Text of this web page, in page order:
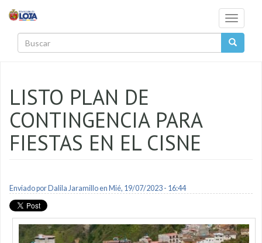
Toggle
LISTO PLAN DE
CONTINGENCIA PARA
FIESTAS EN EL CISNE
Enviado por Dalila Jaramilloen Mié, 19/07/2023 - 16:44